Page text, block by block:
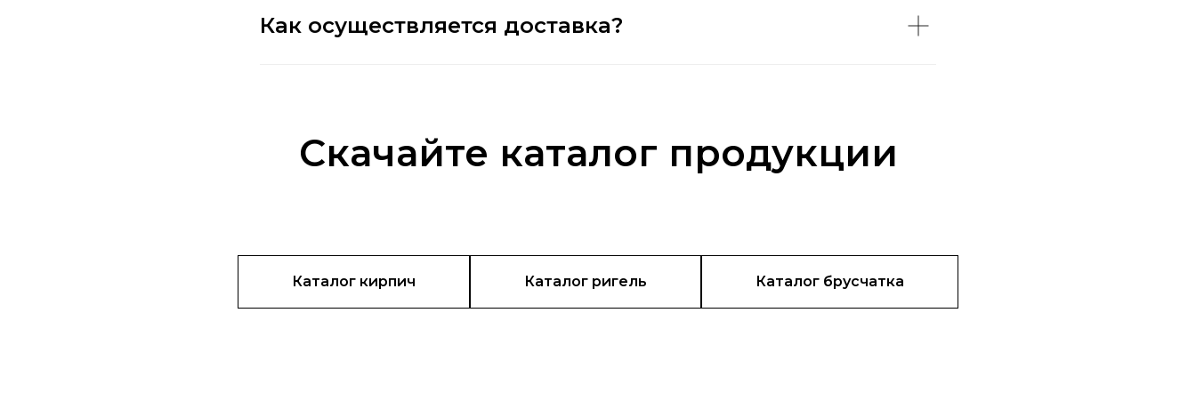
Как осуществляется доставка?
Скачайте каталог продукции
Каталог кирпич Каталог ригель Каталог брусчатка